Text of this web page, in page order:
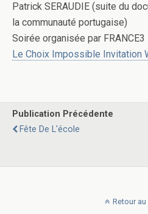
Patrick SERAUDIE (suite du
la communauté portugaise)
Soirée organisée par
Le Choix Impossible Invitation
Publication Précédente
Fête De L'école
Retour